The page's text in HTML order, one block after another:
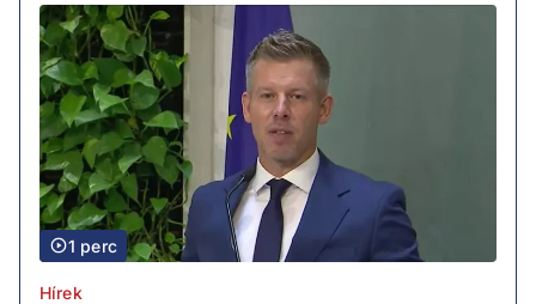
1 perc
Hírek